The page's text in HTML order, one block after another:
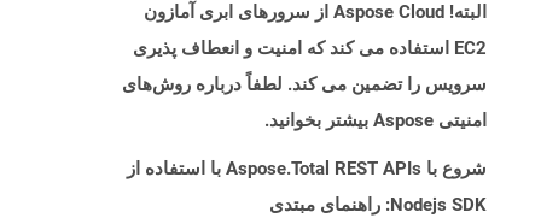
البته! Aspose Cloud از سرورهای ابری آمازون
EC2 استفاده می کند که امنیت و انعطاف پذیری
سرویس را تضمین می کند. لطفاً درباره روش‌های
امنیتی Aspose بیشتر بخوانید.
شروع با Aspose.Total REST APIs با استفاده از
Nodejs SDK: راهنمای مبتدی